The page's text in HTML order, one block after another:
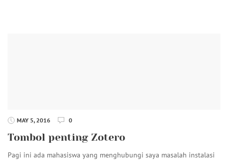
MAY 5, 2016 0
Tombol penting Zotero
Pagi ini ada mahasiswa yang menghubungi saya masalah instalasi